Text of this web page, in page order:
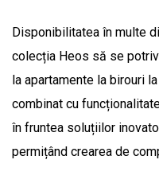
Disponibilitatea în multe
colecția Heos să se
la apartamente la birouri
combinat cu
în fruntea soluțiilor
permițând crearea de